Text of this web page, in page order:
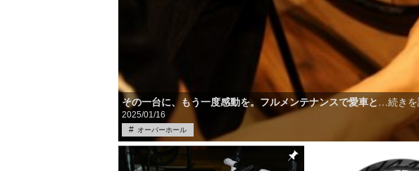
その一台に、もう一度感動を。フルメンテナンスで愛車と …続きを
2025/01/16
オーバーホール